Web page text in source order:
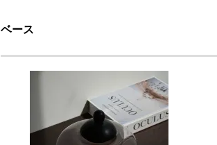
ベース